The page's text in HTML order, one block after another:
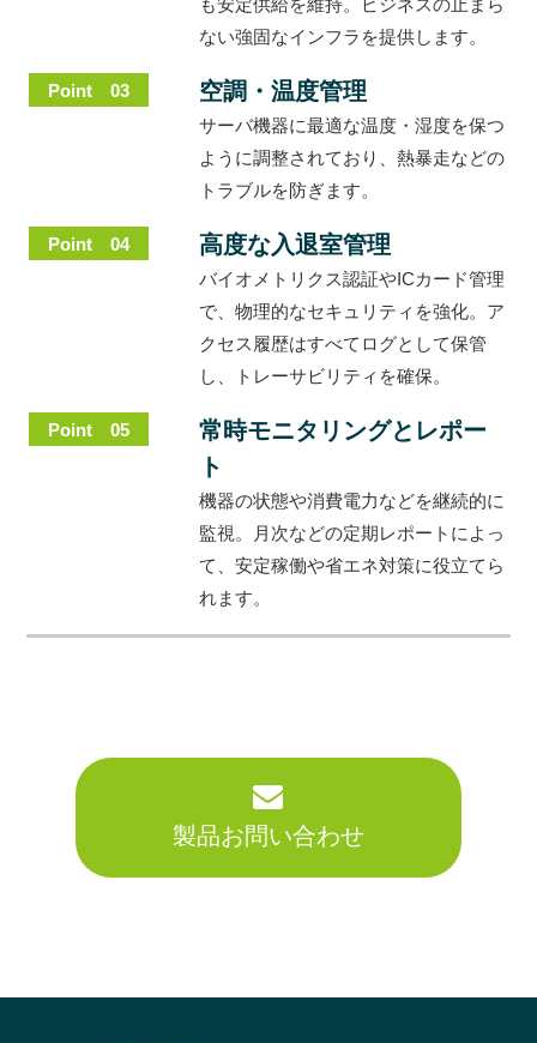
も安定供給を維持。ビジネスの止まら
ない強固なインフラを提供します。
Point 03 空調・温度管理
サーバ機器に最適な温度・湿度を保つ
ように調整されており、熱暴走などの
トラブルを防ぎます。
Point 04 高度な入退室管理
バイオメトリクス認証やICカード管理
で、物理的なセキュリティを強化。ア
クセス履歴はすべてログとして保管
し、トレーサビリティを確保。
Point 05
常時モニタリングとレポー
ト
機器の状態や消費電力などを継続的に
監視。月次などの定期レポートによっ
て、安定稼働や省エネ対策に役立てら
れます。
製品お問い合わせ